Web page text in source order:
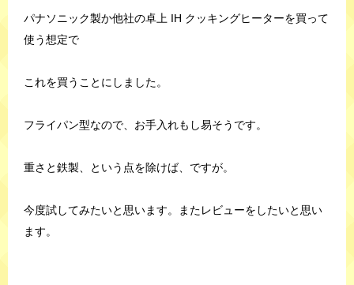
パナソニック製か他社の卓上 IH クッキングヒーターを買って
使う想定で
これを買うことにしました。
フライパン型なので、お手入れもし易そうです。
重さと鉄製、という点を除けば、ですが。
今度試してみたいと思います。またレビューをしたいと思い
ます。